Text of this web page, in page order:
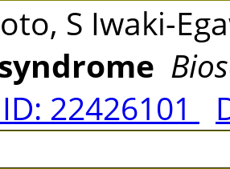
S Iwaki-
22426101